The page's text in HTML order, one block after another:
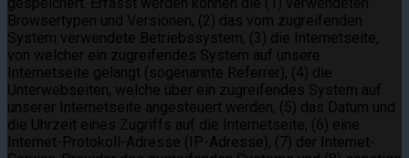
gespeichert. Erfasst werden können die (1) verwendeten
Browsertypen und Versionen, (2) das vom zugreifenden
System verwendete Betriebssystem, (3) die Internetseite,
von welcher ein zugreifendes System auf unsere
Internetseite gelangt (sogenannte Referrer), (4) die
Unterwebseiten, welche über ein zugreifendes System auf
unserer Internetseite angesteuert werden, (5) das Datum und
die Uhrzeit eines Zugriffs auf die Internetseite, (6) eine
Internet-Protokoll-Adresse (IP-Adresse), (7) der Internet-